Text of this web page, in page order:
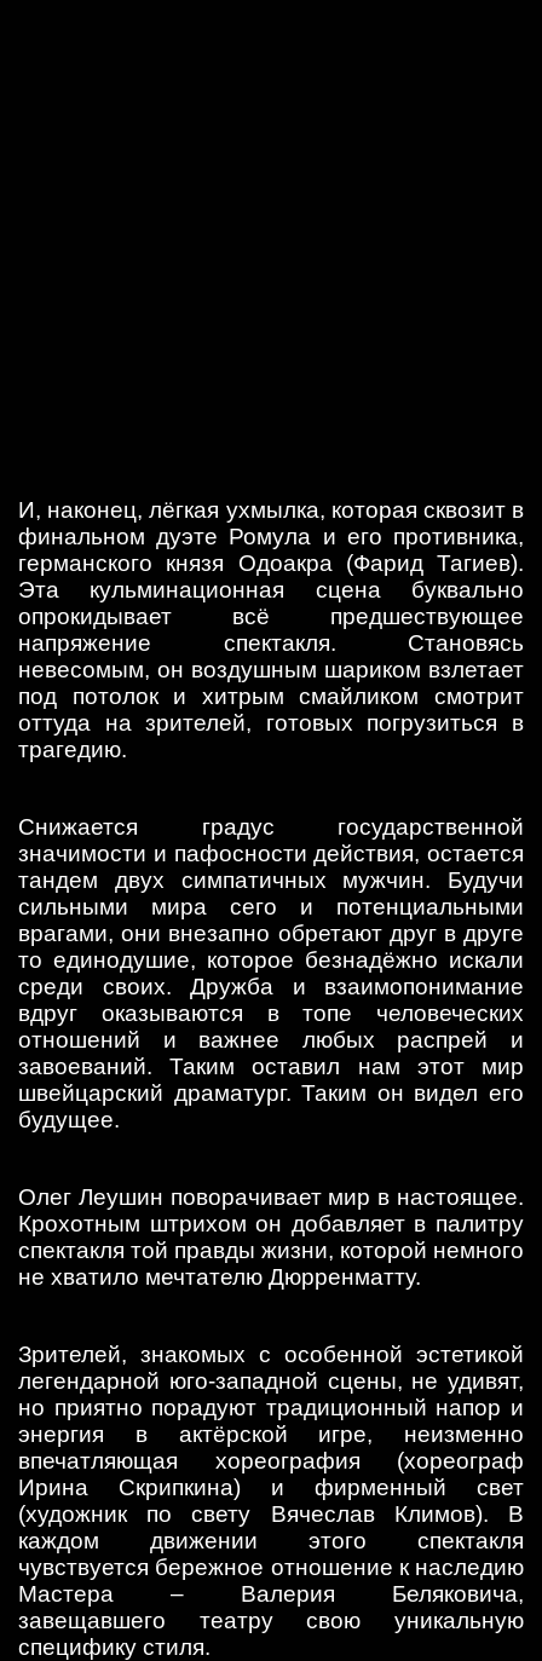
И, наконец, лёгкая ухмылка, которая сквозит в
финальном дуэте Ромула и его противника,
германского князя Одоакра (Фарид Тагиев).
Эта кульминационная сцена буквально
опрокидывает всё предшествующее
напряжение спектакля. Становясь
невесомым, он воздушным шариком взлетает
под потолок и хитрым смайликом смотрит
оттуда на зрителей, готовых погрузиться в
трагедию.
Снижается градус государственной
значимости и пафосности действия, остается
тандем двух симпатичных мужчин. Будучи
сильными мира сего и потенциальными
врагами, они внезапно обретают друг в друге
то единодушие, которое безнадёжно искали
среди своих. Дружба и взаимопонимание
вдруг оказываются в топе человеческих
отношений и важнее любых распрей и
завоеваний. Таким оставил нам этот мир
швейцарский драматург. Таким он видел его
будущее.
Олег Леушин поворачивает мир в настоящее.
Крохотным штрихом он добавляет в палитру
спектакля той правды жизни, которой немного
не хватило мечтателю Дюрренматту.
Зрителей, знакомых с особенной эстетикой
легендарной юго-западной сцены, не удивят,
но приятно порадуют традиционный напор и
энергия в актёрской игре, неизменно
впечатляющая хореография (хореограф
Ирина Скрипкина) и фирменный свет
(художник по свету Вячеслав Климов). В
каждом движении этого спектакля
чувствуется бережное отношение к наследию
Мастера – Валерия Беляковича,
завещавшего театру свою уникальную
специфику стиля.